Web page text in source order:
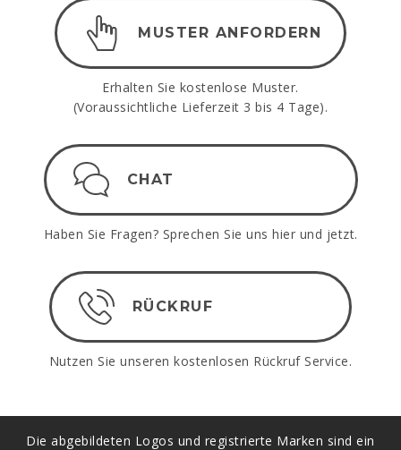
MUSTER ANFORDERN
Erhalten Sie kostenlose Muster.
(Voraussichtliche Lieferzeit 3 bis 4 Tage).
CHAT
Haben Sie Fragen? Sprechen Sie uns hier und jetzt.
RÜCKRUF
Nutzen Sie unseren kostenlosen Rückruf Service.
Die abgebildeten Logos und registrierte Marken sind ein